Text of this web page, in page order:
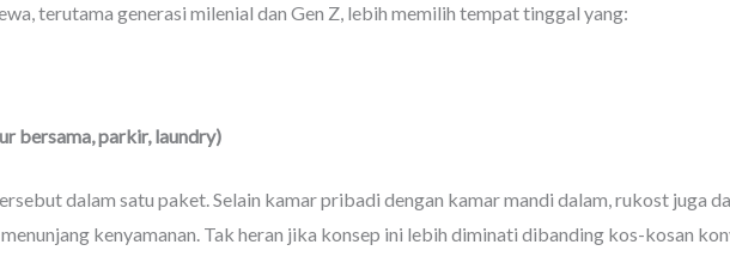
terutama generasi milenial dan Gen Z, lebih memilih tempat tinggal yang:
bersama, parkir, laundry)
dalam satu paket. Selain kamar pribadi dengan kamar mandi dalam, rukost juga
kenyamanan. Tak heran jika konsep ini lebih diminati dibanding kos-kosan